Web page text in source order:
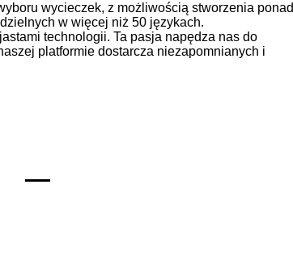
wycieczek, z możliwością stworzenia ponad
w więcej niż 50 językach.
technologii. Ta pasja napędza nas do
platformie dostarcza niezapomnianych i